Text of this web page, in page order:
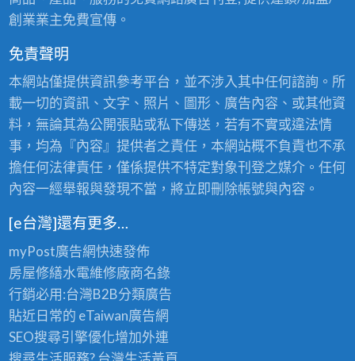
創業業主免費宣傳。
免責聲明
本網站僅提供資訊參考平台，並不涉入其中任何諮詢。所
載一切的資訊、文字、照片、圖形、廣告內容、或其他資
料，無論其為公開張貼或私下傳送，若有不實或違法情
事，均為『內容』提供者之責任，本網站概不負責也不承
擔任何法律責任，僅係提供不特定對象刊登之媒介。任何
內容一經舉報與發現不當，將立即刪除帳號與內容。
[e台灣]還有更多…
myPost廣告網快速發佈
房屋修繕水電維修廠商名錄
行銷必用:台灣B2B分類廣告
貼近日常的 eTaiwan廣告網
SEO搜尋引擎優化增加外連